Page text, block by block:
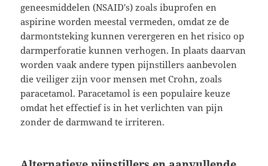
geneesmiddelen (NSAID's) zoals ibuprofen en
aspirine worden meestal vermeden, omdat ze de
darmontsteking kunnen verergeren en het risico op
darmperforatie kunnen verhogen. In plaats daarvan
worden vaak andere typen pijnstillers aanbevolen
die veiliger zijn voor mensen met Crohn, zoals
paracetamol. Paracetamol is een populaire keuze
omdat het effectief is in het verlichten van pijn
zonder de darmwand te irriteren.